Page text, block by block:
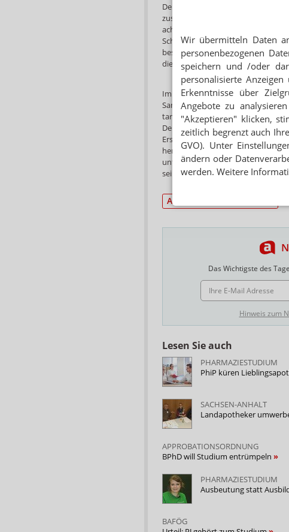
Wir übermitteln Daten
personenbezogenen
speichern und /oder
personalisierte
Erkenntnisse über
Angebote zu
"Akzeptieren" klicken,
zeitlich begrenzt auch
GVO). Unter
ändern oder
werden. Weitere
Der BPhD hat zudem für
zusammengefasst, worauf sie beim
achten sollten. Darunter fallen etwa
Schwerpunkte des Betriebs und
besonders interessiert. Auch die
die Apotheke aus, wie sind
Im Arbeitsvertrag sollte dann die
Samstagsdienste festgelegt sein.
tariflich im Jahr 33 Urlaubstage zu
Der BPhD rät jedoch dazu, mit
Erstattungen für Fahrtkosten oder
herausgehandelt werden. Denn
unterkommt, benötigt eine andere
seiner Webseite und als
Aus-/Fort-/Weiterbildung
Das Wichtigste des
E-MAIL ADRESSE
Hinweis zum
Lesen Sie auch
PHARMAZIESTUDIUM
PhiP küren
SACHSEN-ANHALT
Landapotheker
APPROBATIONSORDNUNG
BPhD will Studium entrümpeln
PHARMAZIESTUDIUM
Ausbeutung statt
BAFÖG